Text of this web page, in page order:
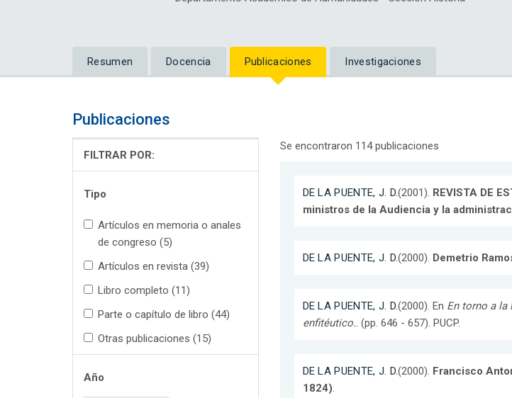
Resumen Docencia Publicaciones Investigaciones
Publicaciones
FILTRAR POR:
Tipo
Artículos en memoria o anales
de congreso (5)
Artículos en revista (39)
Libro completo (11)
Parte o capítulo de libro (44)
Otras publicaciones (15)
Año
Se encontraron 114 publicaciones
DE LA PUENTE, J. D.(2001). REVISTA DE
ministros de la Audiencia y la
DE LA PUENTE, J. D.(2000). Demetrio
DE LA PUENTE, J. D.(2000). En En torno a la
enfitéutico.. (pp. 646 - 657). PUCP.
DE LA PUENTE, J. D.(2000). Francisco
1824).